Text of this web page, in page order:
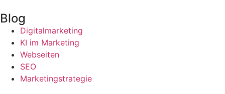
Blog
Digitalmarketing
KI im Marketing
Webseiten
SEO
Marketingstrategie